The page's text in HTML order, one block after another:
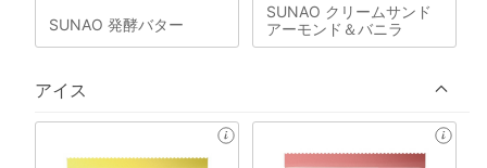
SUNAO 発酵バター
SUNAO クリームサンド
アーモンド＆バニラ
アイス